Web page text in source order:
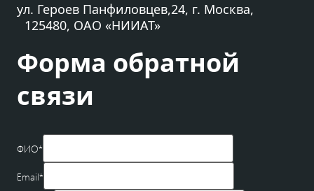
ул. Героев Панфиловцев,24, г. Москва,
125480, ОАО «НИИАТ»
Форма обратной
связи
ФИО*
Email*